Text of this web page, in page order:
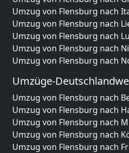
Umzug von Flensburg nach
Umzug von Flensburg nach
Umzug von Flensburg nach
Umzug von Flensburg nach
Umzug von Flensburg nach
Umzüge-
Umzug von Flensburg nach
Umzug von Flensburg nach
Umzug von Flensburg nach
Umzug von Flensburg nach
Umzug von Flensburg nach